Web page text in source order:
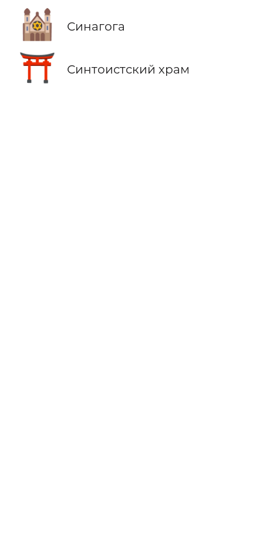
🕍 Синагога
⛩️ Синтоистский храм